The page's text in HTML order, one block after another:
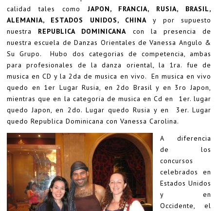
calidad tales como JAPON, FRANCIA, RUSIA, BRASIL,
ALEMANIA, ESTADOS UNIDOS, CHINA y por supuesto
nuestra REPUBLICA DOMINICANA con la presencia de
nuestra escuela de Danzas Orientales de Vanessa Angulo &
Su Grupo. Hubo dos categorias de competencia, ambas
para profesionales de la danza oriental, la 1ra. fue de
musica en CD y la 2da de musica en vivo. En musica en vivo
quedo en 1er Lugar Rusia, en 2do Brasil y en 3ro Japon,
mientras que en la categoria de musica en Cd en 1er. lugar
quedo Japon, en 2do. Lugar quedo Rusia y en 3er. Lugar
quedo Republica Dominicana con Vanessa Carolina.
A diferencia
de los
concursos
celebrados en
Estados Unidos
y en
Occidente, el